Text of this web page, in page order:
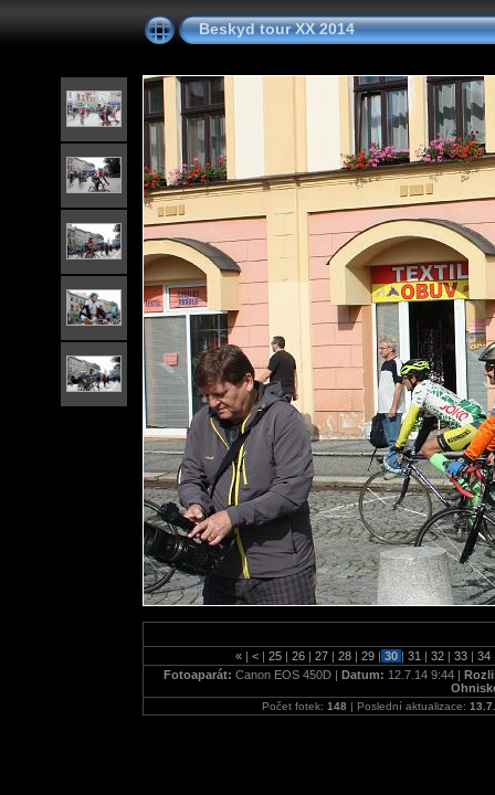
Beskyd tour XX 2014
« | < | 25 | 26 | 27 | 28 | 29 | 30 | 31 | 32 | 33 | 34
Fotoaparát: Canon EOS 450D | Datum: 12.7.14 9:44 |
Počet fotek: 148 | Poslední aktualizace: